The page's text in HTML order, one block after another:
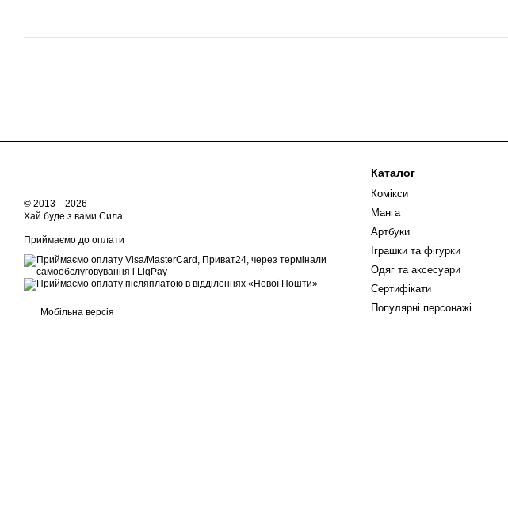
© 2013—2026
Хай буде з вами Сила
Приймаємо до оплати
Мобільна версія
Каталог
Комікси
Манга
Артбуки
Іграшки та фігурки
Одяг та аксесуари
Сертифікати
Популярні персонажі